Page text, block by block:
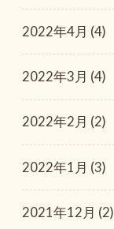
2022年4月 (4)
2022年3月 (4)
2022年2月 (2)
2022年1月 (3)
2021年12月 (2)